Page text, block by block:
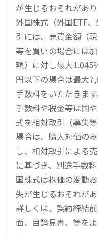
が生じるおそれがあり
外国株式（外国ETF
引には、売買金額（
等を買いの場合には
額）に対し最大1.045
円以下の場合は最大
手数料をいただきま
手数料や税金等は国
式を相対取引（募集
場合は、購入対価の
し、相対取引による
に基づき、別途手数
国株式は株価の変動
失が生じるおそれがあ
詳しくは、契約締結
面、目論見書、等を